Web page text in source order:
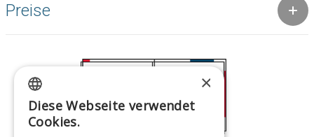
Preise
GREEK
×
Diese Webseite verwendet
Cookies.